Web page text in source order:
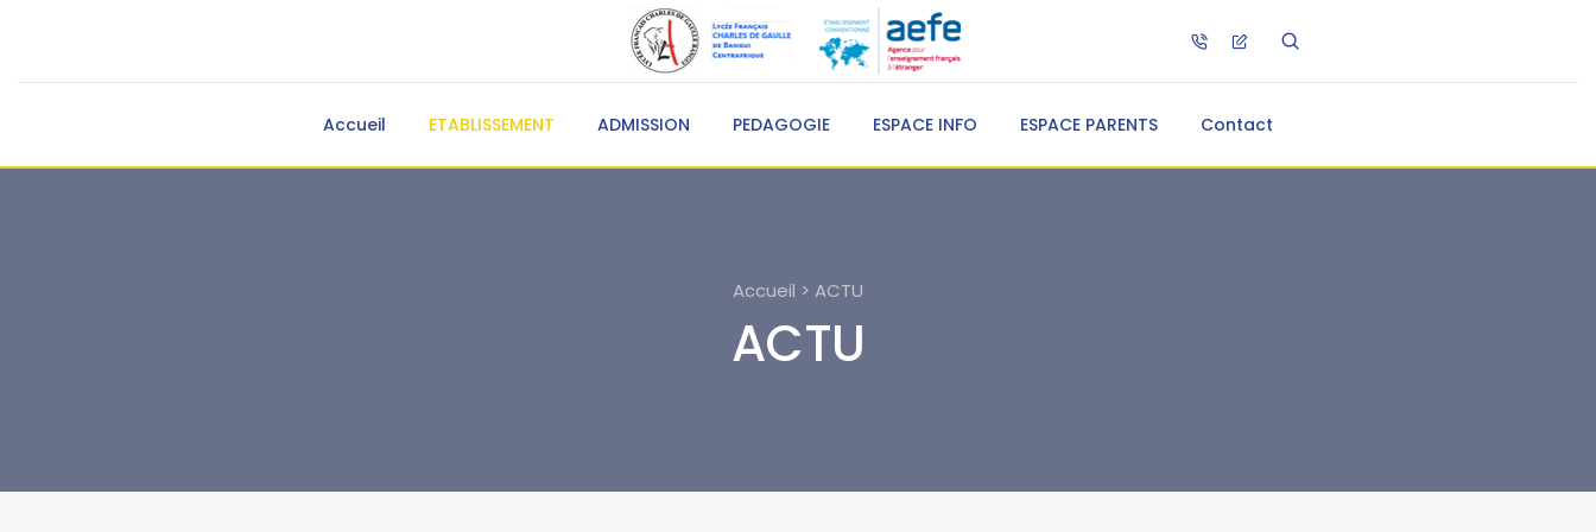
Accueil ETABLISSEMENT ADMISSION PEDAGOGIE ESPACE INFO ESPACE PARENTS Contact
Accueil > ACTU
ACTU